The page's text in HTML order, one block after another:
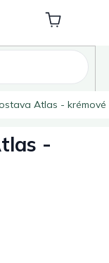
Nákupný
košík
Atlas - krémové
-